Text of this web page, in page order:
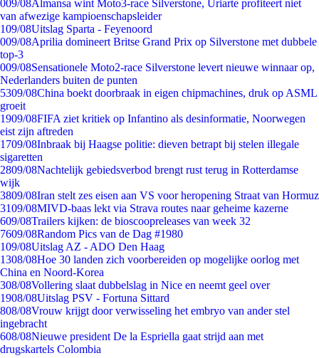
009/08Almansa wint Moto3-race Silverstone, Uriarte profiteert niet
van afwezige kampioenschapsleider
109/08Uitslag Sparta - Feyenoord
009/08Aprilia domineert Britse Grand Prix op Silverstone met dubbele
top-3
009/08Sensationele Moto2-race Silverstone levert nieuwe winnaar op,
Nederlanders buiten de punten
5309/08China boekt doorbraak in eigen chipmachines, druk op ASML
groeit
1909/08FIFA ziet kritiek op Infantino als desinformatie, Noorwegen
eist zijn aftreden
1709/08Inbraak bij Haagse politie: dieven betrapt bij stelen illegale
sigaretten
2809/08Nachtelijk gebiedsverbod brengt rust terug in Rotterdamse
wijk
3809/08Iran stelt zes eisen aan VS voor heropening Straat van Hormuz
3109/08MIVD-baas lekt via Strava routes naar geheime kazerne
609/08Trailers kijken: de bioscoopreleases van week 32
7609/08Random Pics van de Dag #1980
109/08Uitslag AZ - ADO Den Haag
1308/08Hoe 30 landen zich voorbereiden op mogelijke oorlog met
China en Noord-Korea
308/08Vollering slaat dubbelslag in Nice en neemt geel over
1908/08Uitslag PSV - Fortuna Sittard
808/08Vrouw krijgt door verwisseling het embryo van ander stel
ingebracht
608/08Nieuwe president De la Espriella gaat strijd aan met
drugskartels Colombia